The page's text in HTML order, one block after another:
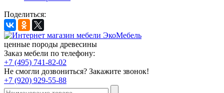
Поделиться:
ценные породы древесины
Заказ мебели по телефону:
+7 (495) 741-82-02
Не смогли дозвониться? Закажите звонок!
+7 (920) 929-55-88